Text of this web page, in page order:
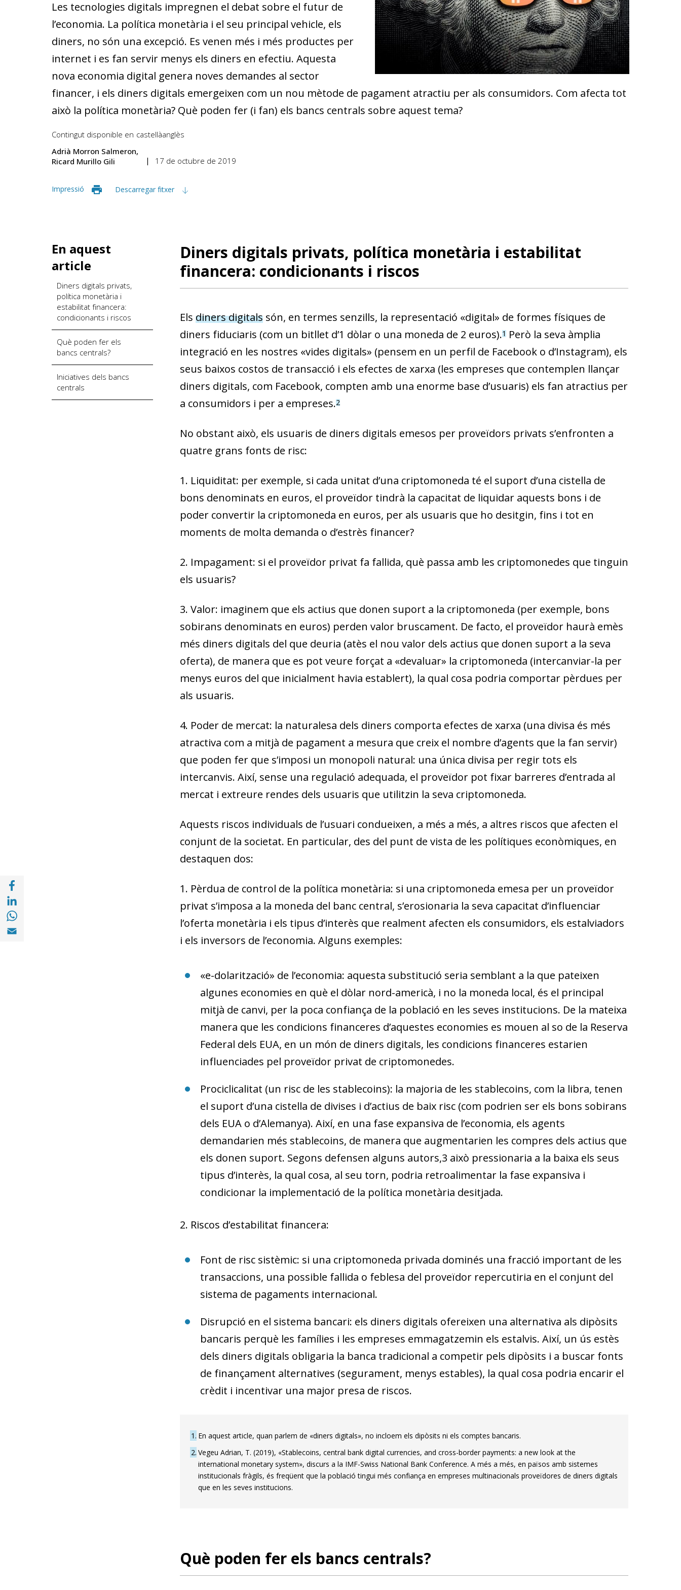
Les tecnologies digitals impregnen el debat sobre el futur de
l’economia. La política monetària i el seu principal vehicle, els
diners, no són una excepció. Es venen més i més productes per
internet i es fan servir menys els diners en efectiu. Aquesta
nova economia digital genera noves demandes al sector
financer, i els diners digitals emergeixen com un nou mètode de pagament atractiu per als consumidors. Com afecta tot
això la política monetària? Què poden fer (i fan) els bancs centrals sobre aquest tema?
Contingut disponible en castellàanglès
Adrià Morron Salmeron
Ricard Murillo Gili
17 de octubre de 2019
Impressió Descarregar fitxer
Compartir a Facebook (opens in a new window)
Compartir a with Linkedin (opens in a new window)
Compartir a with Whatsapp (opens in a new window)
Compartir a Email (opens in a new window)
En aquest
article
Diners digitals privats,
política monetària i
estabilitat financera:
condicionants i riscos
Què poden fer els
bancs centrals?
Iniciatives dels bancs
centrals
Diners digitals privats, política monetària i estabilitat
financera: condicionants i riscos
Els diners digitalssón, en termes senzills, la representació «digital» de formes físiques de
diners fiduciaris (com un bitllet d’1 dòlar o una moneda de 2 euros).1Però la seva àmplia
integració en les nostres «vides digitals» (pensem en un perfil de Facebook o d’Instagram), els
seus baixos costos de transacció i els efectes de xarxa (les empreses que contemplen llançar
diners digitals, com Facebook, compten amb una enorme base d’usuaris) els fan atractius per
a consumidors i per a empreses.2
No obstant això, els usuaris de diners digitals emesos per proveïdors privats s’enfronten a
quatre grans fonts de risc:
1. Liquiditat: per exemple, si cada unitat d’una criptomoneda té el suport d’una cistella de
bons denominats en euros, el proveïdor tindrà la capacitat de liquidar aquests bons i de
poder convertir la criptomoneda en euros, per als usuaris que ho desitgin, fins i tot en
moments de molta demanda o d’estrès financer?
2. Impagament: si el proveïdor privat fa fallida, què passa amb les criptomonedes que tinguin
els usuaris?
3. Valor: imaginem que els actius que donen suport a la criptomoneda (per exemple, bons
sobirans denominats en euros) perden valor bruscament. De facto, el proveïdor haurà emès
més diners digitals del que deuria (atès el nou valor dels actius que donen suport a la seva
oferta), de manera que es pot veure forçat a «devaluar» la criptomoneda (intercanviar-la per
menys euros del que inicialment havia establert), la qual cosa podria comportar pèrdues per
als usuaris.
4. Poder de mercat: la naturalesa dels diners comporta efectes de xarxa (una divisa és més
atractiva com a mitjà de pagament a mesura que creix el nombre d’agents que la fan servir)
que poden fer que s’imposi un monopoli natural: una única divisa per regir tots els
intercanvis. Així, sense una regulació adequada, el proveïdor pot fixar barreres d’entrada al
mercat i extreure rendes dels usuaris que utilitzin la seva criptomoneda.
Aquests riscos individuals de l’usuari condueixen, a més a més, a altres riscos que afecten el
conjunt de la societat. En particular, des del punt de vista de les polítiques econòmiques, en
destaquen dos:
1. Pèrdua de control de la política monetària: si una criptomoneda emesa per un proveïdor
privat s’imposa a la moneda del banc central, s’erosionaria la seva capacitat d’influenciar
l’oferta monetària i els tipus d’interès que realment afecten els consumidors, els estalviadors
i els inversors de l’economia. Alguns exemples:
«e-dolarització» de l’economia: aquesta substitució seria semblant a la que pateixen
algunes economies en què el dòlar nord-americà, i no la moneda local, és el principal
mitjà de canvi, per la poca confiança de la població en les seves institucions. De la mateixa
manera que les condicions financeres d’aquestes economies es mouen al so de la Reserva
Federal dels EUA, en un món de diners digitals, les condicions financeres estarien
influenciades pel proveïdor privat de criptomonedes.
Prociclicalitat (un risc de les stablecoins): la majoria de les stablecoins, com la libra, tenen
el suport d’una cistella de divises i d’actius de baix risc (com podrien ser els bons sobirans
dels EUA o d’Alemanya). Així, en una fase expansiva de l’economia, els agents
demandarien més stablecoins, de manera que augmentarien les compres dels actius que
els donen suport. Segons defensen alguns autors,3 això pressionaria a la baixa els seus
tipus d’interès, la qual cosa, al seu torn, podria retroalimentar la fase expansiva i
condicionar la implementació de la política monetària desitjada.
2. Riscos d’estabilitat financera:
Font de risc sistèmic: si una criptomoneda privada dominés una fracció important de les
transaccions, una possible fallida o feblesa del proveïdor repercutiria en el conjunt del
sistema de pagaments internacional.
Disrupció en el sistema bancari: els diners digitals ofereixen una alternativa als dipòsits
bancaris perquè les famílies i les empreses emmagatzemin els estalvis. Així, un ús estès
dels diners digitals obligaria la banca tradicional a competir pels dipòsits i a buscar fonts
de finançament alternatives (segurament, menys estables), la qual cosa podria encarir el
crèdit i incentivar una major presa de riscos.
1 En aquest article, quan parlem de «diners digitals», no incloem els dipòsits ni els comptes bancaris.
2 Vegeu Adrian, T. (2019), «Stablecoins, central bank digital currencies, and cross-border payments: a new look at the
international monetary system», discurs a la IMF-Swiss National Bank Conference. A més a més, en països amb sistemes
institucionals fràgils, és freqüent que la població tingui més confiança en empreses multinacionals proveïdores de diners digitals
que en les seves institucions.
Què poden fer els bancs centrals?